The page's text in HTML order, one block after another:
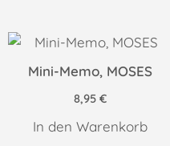
Mini-Memo, MOSES
8,95 €
In den Warenkorb